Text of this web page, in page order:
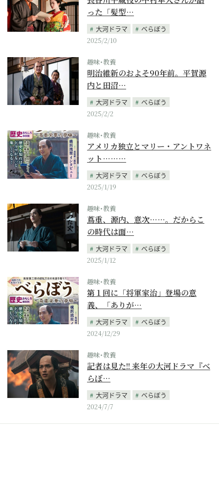
った「髪型…
大河ドラマ
べらぼう
2025/2/10
趣味･教養
明治維新のおよそ90年前。平賀源
内と田沼…
大河ドラマ
べらぼう
2025/2/2
趣味･教養
アメリカ独立とマリー・アントワネ
ット………
大河ドラマ
べらぼう
2025/1/19
趣味･教養
蔦重、源内、意次……。だからこ
の時代は面…
大河ドラマ
べらぼう
2025/1/12
趣味･教養
第１回に「将軍家治」登場の意
義、「ありが…
大河ドラマ
べらぼう
2024/12/29
趣味･教養
記者は見た!! 来年の大河ドラマ『べ
らぼ…
大河ドラマ
べらぼう
2024/7/7